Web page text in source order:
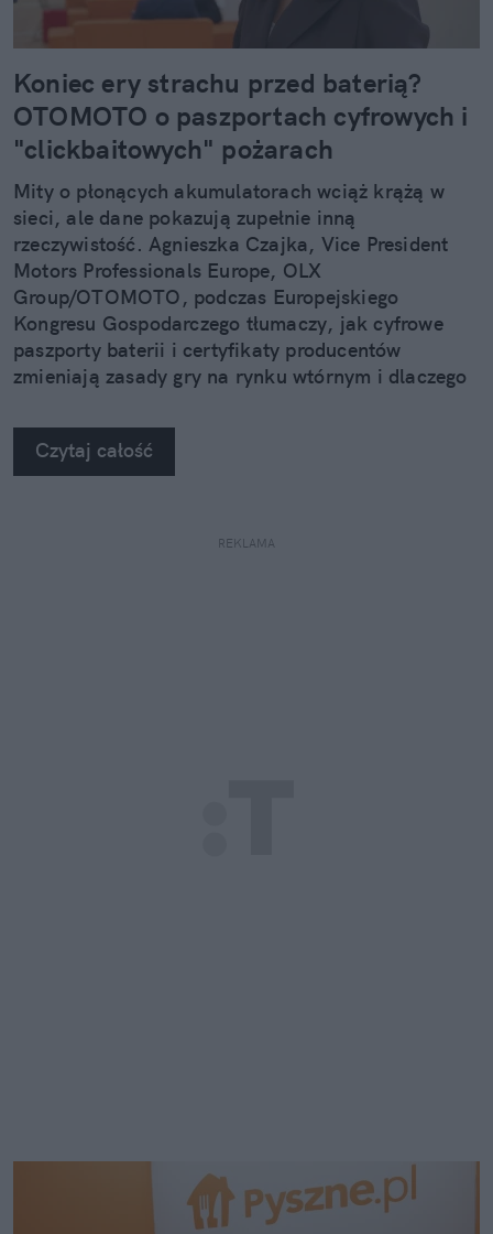
Koniec ery strachu przed baterią?
OTOMOTO o paszportach cyfrowych i
"clickbaitowych" pożarach
Mity o płonących akumulatorach wciąż krążą w
sieci, ale dane pokazują zupełnie inną
rzeczywistość. Agnieszka Czajka, Vice President
Motors Professionals Europe, OLX
Group/OTOMOTO, podczas Europejskiego
Kongresu Gospodarczego tłumaczy, jak cyfrowe
paszporty baterii i certyfikaty producentów
zmieniają zasady gry na rynku wtórnym i dlaczego
wybór niż myślisz.
Czytaj całość
REKLAMA